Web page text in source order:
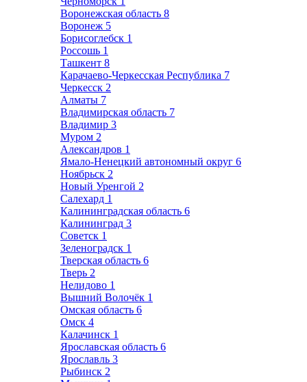
Воронежская область 8
Воронеж 5
Борисоглебск 1
Россошь 1
Ташкент 8
Карачаево-Черкесская Республика 7
Черкесск 2
Алматы 7
Владимирская область 7
Владимир 3
Муром 2
Александров 1
Ямало-Ненецкий автономный округ 6
Ноябрьск 2
Новый Уренгой 2
Салехард 1
Калининградская область 6
Калининград 3
Советск 1
Зеленоградск 1
Тверская область 6
Тверь 2
Нелидово 1
Вышний Волочёк 1
Омская область 6
Омск 4
Калачинск 1
Ярославская область 6
Ярославль 3
Рыбинск 2